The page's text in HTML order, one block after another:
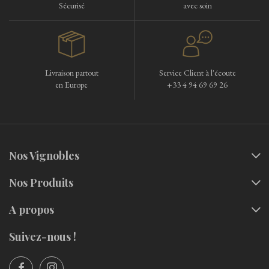
Sécurisé avec soin
Livraison partout
en Europe
Service Client à l'écoute
+33 4 94 69 69 26
Nos Vignobles
Nos Produits
A propos
Suivez-nous !